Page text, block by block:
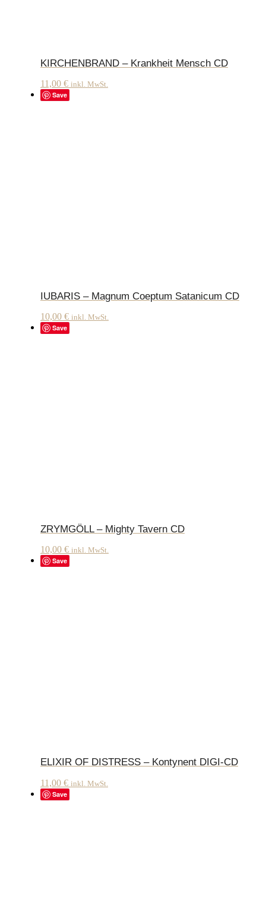
KIRCHENBRAND – Krankheit Mensch CD
11,00 € inkl. MwSt.
Save
IUBARIS – Magnum Coeptum Satanicum CD
10,00 € inkl. MwSt.
Save
ZRYMGÖLL – Mighty Tavern CD
10,00 € inkl. MwSt.
Save
ELIXIR OF DISTRESS – Kontynent DIGI-CD
11,00 € inkl. MwSt.
Save